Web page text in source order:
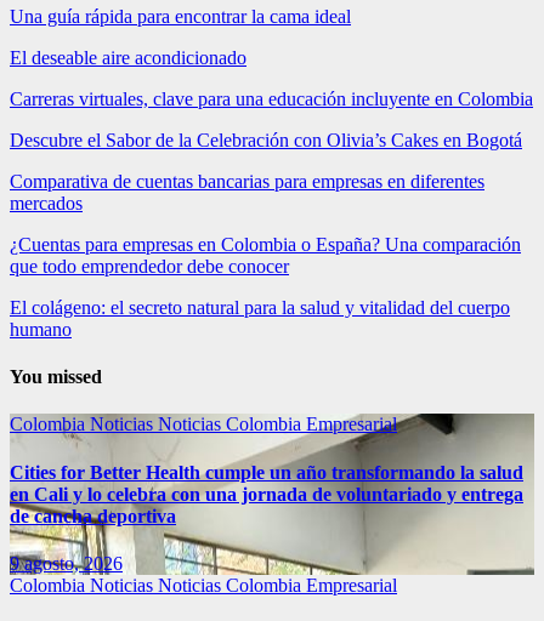
Una guía rápida para encontrar la cama ideal
El deseable aire acondicionado
Carreras virtuales, clave para una educación incluyente en Colombia
Descubre el Sabor de la Celebración con Olivia’s Cakes en Bogotá
Comparativa de cuentas bancarias para empresas en diferentes
mercados
¿Cuentas para empresas en Colombia o España? Una comparación
que todo emprendedor debe conocer
El colágeno: el secreto natural para la salud y vitalidad del cuerpo
humano
You missed
Colombia Noticias Noticias Colombia Empresarial
Cities for Better Health cumple un año transformando la salud
en Cali y lo celebra con una jornada de voluntariado y entrega
de cancha deportiva
9 agosto, 2026
Colombia Noticias Noticias Colombia Empresarial